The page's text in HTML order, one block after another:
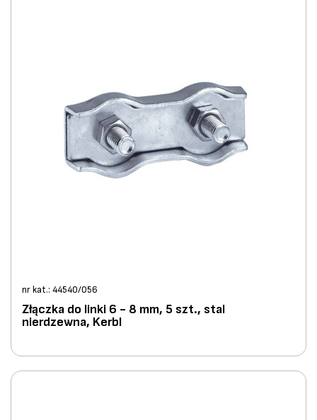
nr kat.: 44540/056
Złączka do linki 6 - 8 mm, 5 szt., stal
nierdzewna, Kerbl